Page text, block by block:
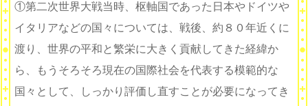
①第二次世界大戦当時、枢軸国であった日本やドイツや
イタリアなどの国々については、戦後、約８０年近くに
渡り、世界の平和と繁栄に大きく貢献してきた経緯か
ら、もうそろそろ現在の国際社会を代表する模範的な
国々として、しっかり評価し直すことが必要になってき